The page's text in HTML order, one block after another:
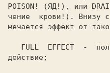
POISON!
(ЯД!), или
чение  крови!). Внизу
мечается эффект от
FULL  EFFECT
-
действие;